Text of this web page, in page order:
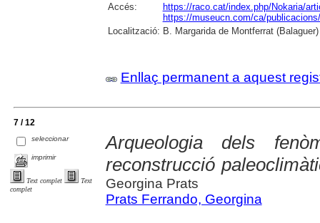
Accés:
https://raco.cat/index.php/Nokaria/
https://museucn.com/ca/
Localització: B. Margarida de Montferrat (Balaguer)
Enllaç permanent a aquest
7 / 12
seleccionar
imprimir
Text complet
Text
complet
Arqueologia dels
reconstrucció
Georgina Prats
Prats Ferrando, Georgina